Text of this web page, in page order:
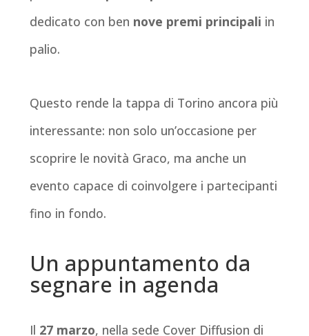
dedicato con ben nove premi principali in
palio.
Questo rende la tappa di Torino ancora più
interessante: non solo un’occasione per
scoprire le novità Graco, ma anche un
evento capace di coinvolgere i partecipanti
fino in fondo.
Un appuntamento da
segnare in agenda
Il 27 marzo, nella sede Cover Diffusion di